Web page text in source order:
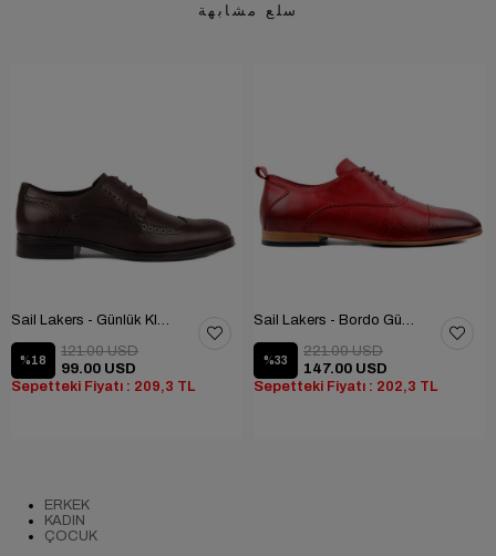
سلع مشابهة
Sail Lakers - Günlük Klasik Ayakkabı
%18
99.00 USD
121.00 USD
Sepetteki Fiyatı : 209,3 TL
Sail Lakers - Bordo Günlük Ayakkabı
%33
147.00 USD
221.00 USD
Sepetteki Fiyatı : 202,3 TL
ERKEK
KADIN
ÇOCUK